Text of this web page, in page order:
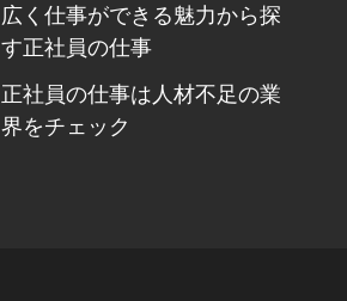
広く仕事ができる魅力から探
す正社員の仕事
正社員の仕事は人材不足の業
界をチェック